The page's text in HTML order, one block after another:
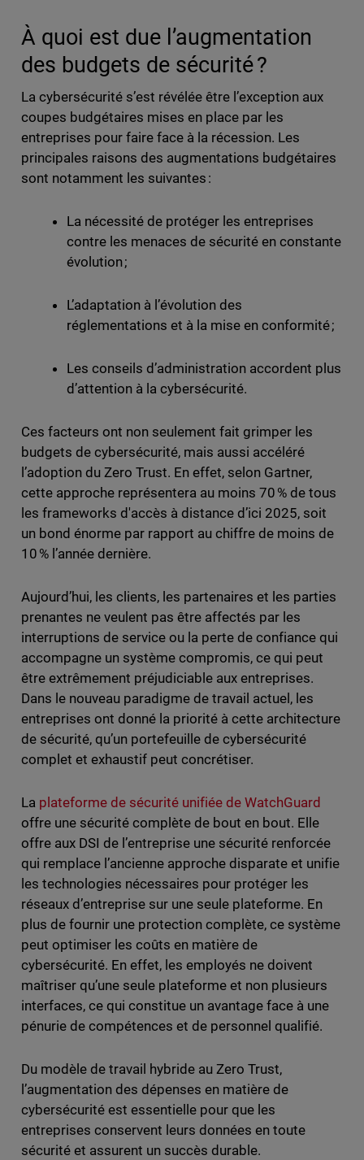
À quoi est due l’augmentation
des budgets de sécurité ?
La cybersécurité s’est révélée être l’exception aux
coupes budgétaires mises en place par les
entreprises pour faire face à la récession. Les
principales raisons des augmentations budgétaires
sont notamment les suivantes :
La nécessité de protéger les entreprises
contre les menaces de sécurité en constante
évolution ;
L’adaptation à l’évolution des
réglementations et à la mise en conformité ;
Les conseils d’administration accordent plus
d’attention à la cybersécurité.
Ces facteurs ont non seulement fait grimper les
budgets de cybersécurité, mais aussi accéléré
l’adoption du Zero Trust. En effet, selon Gartner,
cette approche représentera au moins 70 % de tous
les frameworks d'accès à distance d’ici 2025, soit
un bond énorme par rapport au chiffre de moins de
10 % l’année dernière.
Aujourd’hui, les clients, les partenaires et les parties
prenantes ne veulent pas être affectés par les
interruptions de service ou la perte de confiance qui
accompagne un système compromis, ce qui peut
être extrêmement préjudiciable aux entreprises.
Dans le nouveau paradigme de travail actuel, les
entreprises ont donné la priorité à cette architecture
de sécurité, qu’un portefeuille de cybersécurité
complet et exhaustif peut concrétiser.
La plateforme de sécurité unifiée de WatchGuard
offre une sécurité complète de bout en bout. Elle
offre aux DSI de l’entreprise une sécurité renforcée
qui remplace l’ancienne approche disparate et unifie
les technologies nécessaires pour protéger les
réseaux d’entreprise sur une seule plateforme. En
plus de fournir une protection complète, ce système
peut optimiser les coûts en matière de
cybersécurité. En effet, les employés ne doivent
maîtriser qu’une seule plateforme et non plusieurs
interfaces, ce qui constitue un avantage face à une
pénurie de compétences et de personnel qualifié.
Du modèle de travail hybride au Zero Trust,
l’augmentation des dépenses en matière de
cybersécurité est essentielle pour que les
entreprises conservent leurs données en toute
sécurité et assurent un succès durable.